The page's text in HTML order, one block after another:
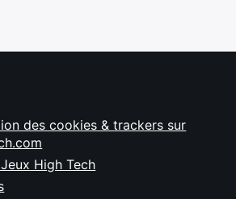
des cookies & trackers sur
High Tech